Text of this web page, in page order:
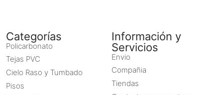
Categorías
Policarbonato
Tejas PVC
Cielo Raso y Tumbado
Pisos
Información y
Servicios
Envio
Compañia
Tiendas